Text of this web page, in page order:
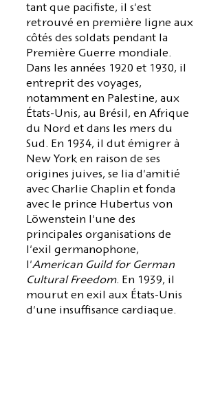
tant que pacifiste, il s'est
retrouvé en première ligne aux
côtés des soldats pendant la
Première Guerre mondiale.
Dans les années 1920 et 1930, il
entreprit des voyages,
notamment en Palestine, aux
États-Unis, au Brésil, en Afrique
du Nord et dans les mers du
Sud. En 1934, il dut émigrer à
New York en raison de ses
origines juives, se lia d'amitié
avec Charlie Chaplin et fonda
avec le prince Hubertus von
Löwenstein l'une des
principales organisations de
l'exil germanophone,
l'American Guild for German
Cultural Freedom. En 1939, il
mourut en exil aux États-Unis
d'une insuffisance cardiaque.